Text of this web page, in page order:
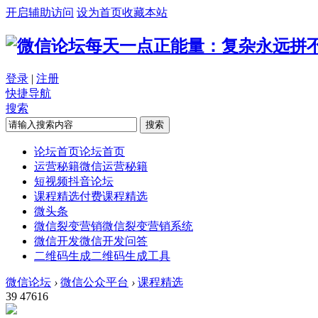
开启辅助访问 设为首页收藏本站
每天一点正能量：复杂永远拼
登录 | 注册
快捷导航
搜索
搜索
论坛首页论坛首页
运营秘籍微信运营秘籍
短视频抖音论坛
课程精选付费课程精选
微头条
微信裂变营销微信裂变营销系统
微信开发微信开发问答
二维码生成二维码生成工具
微信论坛 › 微信公众平台 › 课程精选
39 47616